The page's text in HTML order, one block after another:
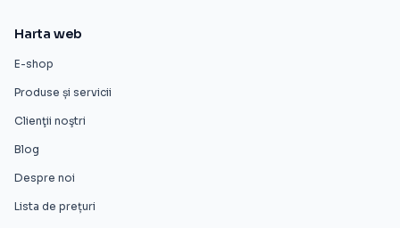
Harta web
E-shop
Produse și servicii
Clienţii noştri
Blog
Despre noi
Lista de prețuri